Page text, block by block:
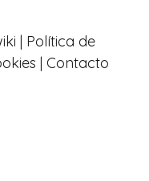
| Política de
| Contacto